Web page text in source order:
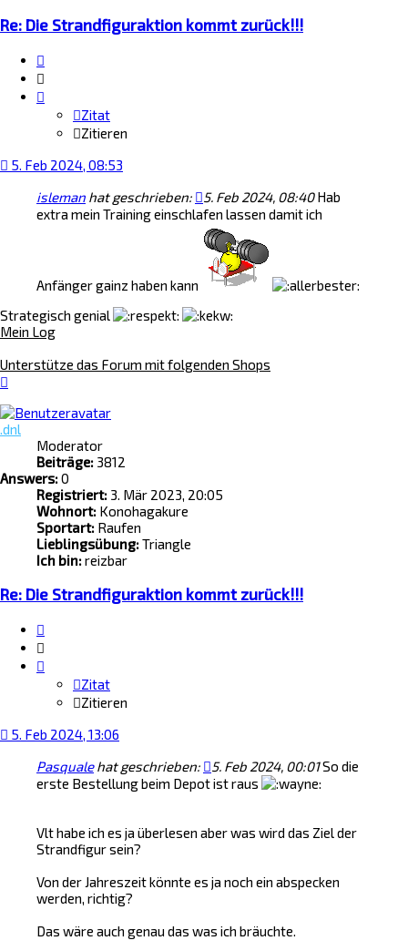
Re: Die Strandfiguraktion kommt zurück!!!
Zitat
Zitieren
5. Feb 2024, 08:53
isleman hat geschrieben: 5. Feb 2024, 08:40Hab
extra mein Training einschlafen lassen damit ich
Anfänger gainz haben kann
Strategisch genial
Mein Log
Unterstütze das Forum mit folgenden Shops
.dnl
Moderator
Beiträge: 3812
Answers:0
Registriert: 3. Mär 2023, 20:05
Wohnort: Konohagakure
Sportart: Raufen
Lieblingsübung:Triangle
Ich bin:reizbar
Re: Die Strandfiguraktion kommt zurück!!!
Zitat
Zitieren
5. Feb 2024, 13:06
Pasqualehat geschrieben: 5. Feb 2024, 00:01So die
erste Bestellung beim Depot ist raus
Vlt habe ich es ja überlesen aber was wird das Ziel der
Strandfigur sein?
Von der Jahreszeit könnte es ja noch ein abspecken
werden, richtig?
Das wäre auch genau das was ich bräuchte.